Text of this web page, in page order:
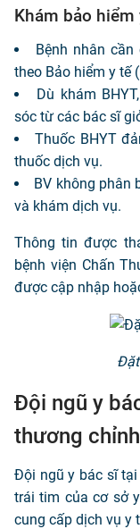
Khám bảo hiểm
Bệnh nhân
theo Bảo hiểm y tế
Dù khám
sóc từ các bác sĩ
Thuốc BHYT
thuốc dịch vụ.
BV không phân
và khám dịch vụ.
Thông tin được
bệnh viện Chấn
được cập nhập
Đội ngũ y
thương
Đội ngũ y bác sĩ tại
trái tim của cơ sở
cung cấp dịch vụ y